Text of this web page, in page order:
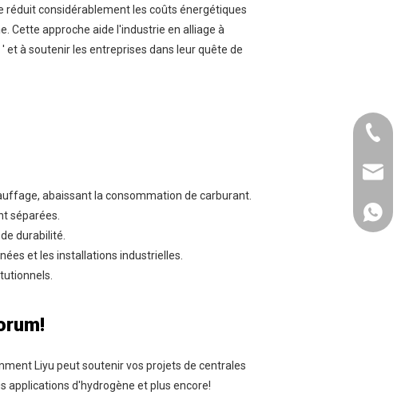
considérablement les coûts énergétiques
Cette approche aide l'industrie en alliage à
et à soutenir les entreprises dans leur quête de
abaissant la consommation de carburant.
séparées.
durabilité.
et les installations industrielles.
Liyu peut soutenir vos projets de centrales
applications d'hydrogène et plus encore!
+ 86
Europe